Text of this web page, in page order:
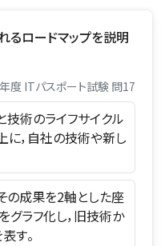
るロードマップを説明
度 ITパスポート試験 問17
術のライフサイクル
に，自社の技術や新し
の成果を2軸とした座
グラフ化し，旧技術か
す。